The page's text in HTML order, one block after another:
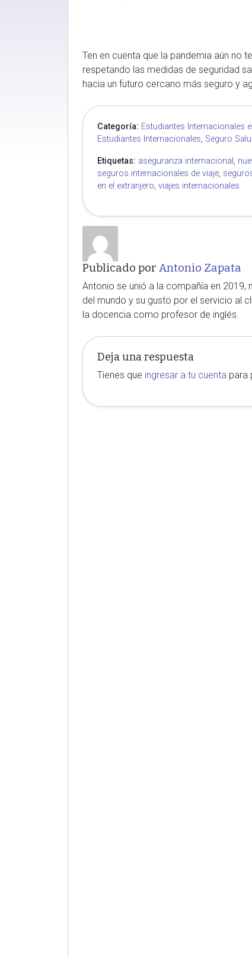
Ten en cuenta que la pandemia aún no
respetando las medidas de seguridad
hacia un futuro cercano más seguro y
Categoría: Estudiantes Internacionales
Estudiantes Internacionales, Seguro
Etiquetas: aseguranza internacional ,
seguros internacionales de viaje,
en el extranjero, viajes internacionales
Publicado por Antonio Zapata
Antonio se unió a la compañía en
del mundo y su gusto por el servicio al
la docencia como profesor de inglés.
Deja una respuesta
Tienes que ingresar a tu cuenta para